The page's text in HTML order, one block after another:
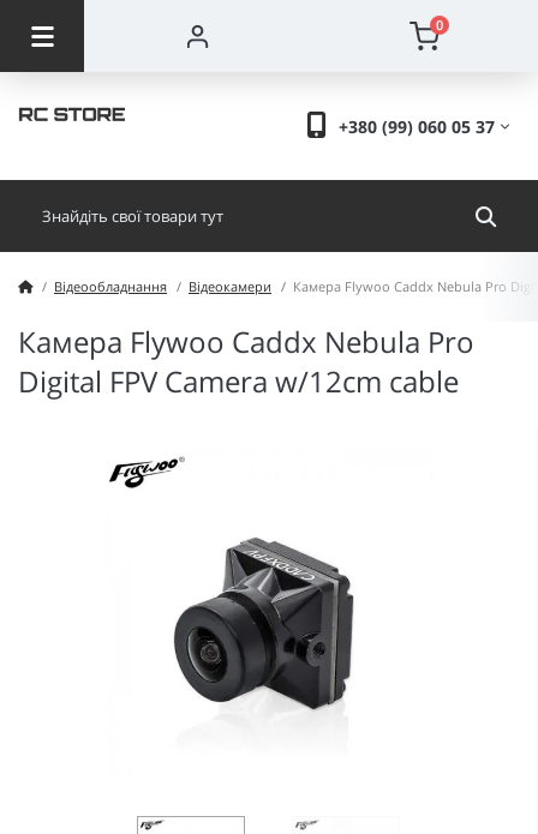
0
+380 (99) 060 05 37
Відеообладнання Відеокамери Камера Flywoo Caddx Nebula Pro
Камера Flywoo Caddx Nebula Pro
Digital FPV Camera w/12cm cable